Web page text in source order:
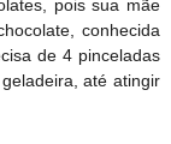
pois sua mãe
conhecida
de 4 pinceladas
até atingir